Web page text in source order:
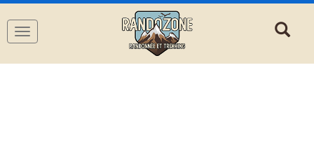
Navigation